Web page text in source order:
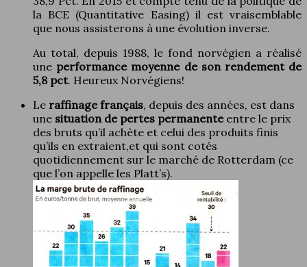
la BCE (Quantitative Easing) il est vraisemblable
que nous assisterons à une évolution inverse.
Au total, depuis 1988, le fond norvégien a réalisé
une performance moyenne de son rendement de
5,8 pct. Heureux Norvégiens!
Le raffinage français, depuis des années, est dans
une situation de pertes permanente entre le prix
des bruts qu’il achète et celui des produits finis
qu’ils en extraient,et qui sont cotés
quotidiennement sur le marché de Rotterdam (ce
que l’on appelle les Platt’s).